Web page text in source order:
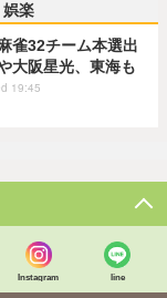
娯楽
雀32チーム本選出
大阪星光、東海も
19:45
Instagram line